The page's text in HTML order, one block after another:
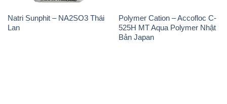
Natri Sunphit – NA2SO3 Thái
Lan
Polymer Cation – Accofloc C-
525H MT Aqua Polymer Nhật
Bản Japan